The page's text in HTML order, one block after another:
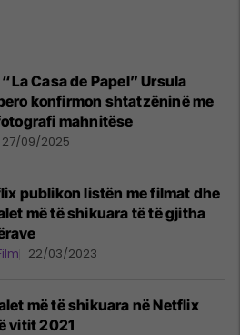
Casa de Papel” Ursula
konfirmon shtatzëninë me
mahnitëse
27/09/2025
publikon listën me filmat dhe
më të shikuara të të gjitha
22/03/2023
më të shikuara në Netflix
vitit 2021